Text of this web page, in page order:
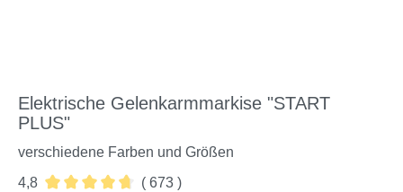
Elektrische Gelenkarmmarkise "START
PLUS"
verschiedene Farben und Größen
4,8
( 673 )